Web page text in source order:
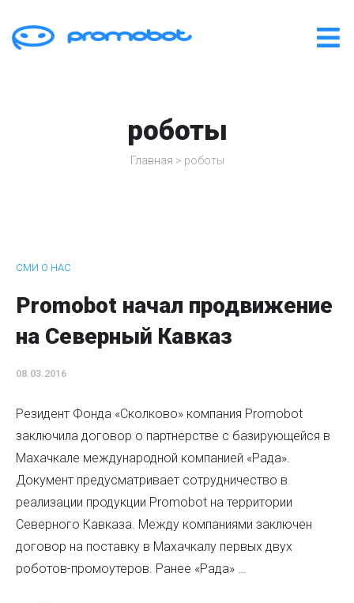
роботы
Главная > роботы
СМИ О НАС
Promobot начал продвижение
на Северный Кавказ
08.03.2016
Резидент Фонда «Сколково» компания Promobot
заключила договор о партнерстве с базирующейся в
Махачкале международной компанией «Рада».
Документ предусматривает сотрудничество в
реализации продукции Promobot на территории
Северного Кавказа. Между компаниями заключен
договор на поставку в Махачкалу первых двух
роботов-промоутеров. Ранее «Рада» …